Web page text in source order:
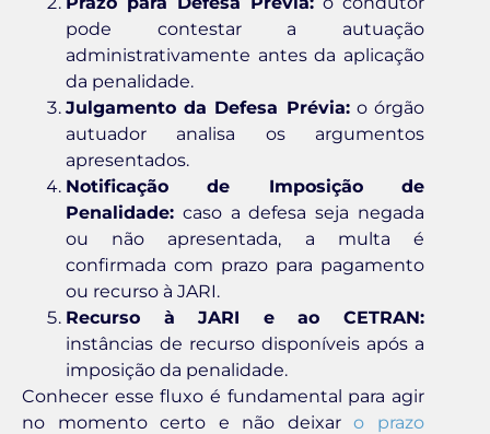
pode contestar a autuação
administrativamente antes da aplicação
da penalidade.
Julgamento da Defesa Prévia:o órgão
autuador analisa os argumentos
apresentados.
Notificação de Imposição de
Penalidade: caso a defesa seja negada
ou não apresentada, a multa é
confirmada com prazo para pagamento
ou recurso à JARI.
Recurso à JARI e ao CETRAN:
instâncias de recurso disponíveis após a
imposição da penalidade.
Conhecer esse fluxo é fundamental para agir
no momento certo e não deixaro prazo